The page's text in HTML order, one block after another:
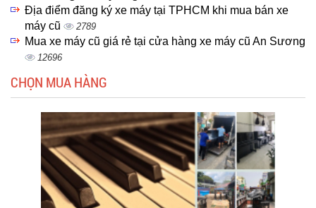
Địa điểm đăng ký xe máy tại TPHCM khi mua bán xe
máy cũ
2789
Mua xe máy cũ giá rẻ tại cửa hàng xe máy cũ An Sương
12696
CHỌN MUA HÀNG